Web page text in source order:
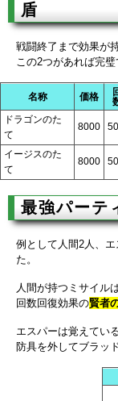
盾
戦闘終了まで効果が
この2つがあれば完璧
名称 価格
ドラゴンのた
て
8000 50
イージスのた
て
8000 50
最強パーテ
例として人間2人、
た。
人間が持つミサイル
回数回復効果の賢者
エスパーは覚えてい
防具を外してブラッ